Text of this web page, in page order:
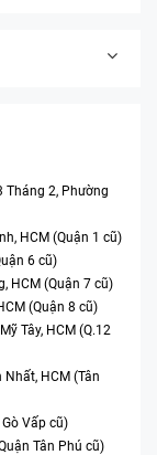
Tháng 2, Phường
HCM (Quận 1 cũ)
6 cũ)
HCM (Quận 7 cũ)
(Quận 8 cũ)
Tây, HCM (Q.12
Nhất, HCM (Tân
Vấp cũ)
Tân Phú cũ)